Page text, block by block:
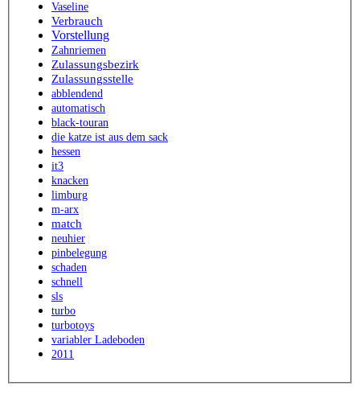
Vaseline
Verbrauch
Vorstellung
Zahnriemen
Zulassungsbezirk
Zulassungsstelle
abblendend
automatisch
black-touran
die katze ist aus dem sack
hessen
it3
knacken
limburg
m-arx
match
neuhier
pinbelegung
schaden
schnell
sls
turbo
turbotoys
variabler Ladeboden
2011